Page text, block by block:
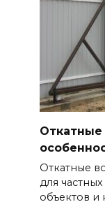
Откатные
Откатные
для
объектов и